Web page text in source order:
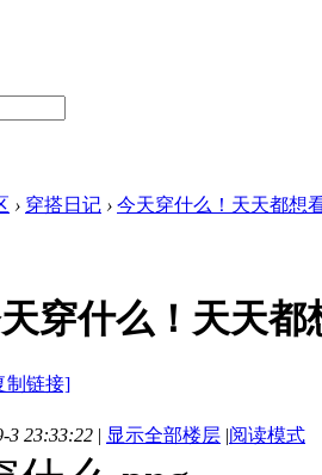
› 穿搭日记 › 今天穿什么！天天都想
穿什么！天天都
制链接]
3 23:33:22 | 显示全部楼层 |阅读模式